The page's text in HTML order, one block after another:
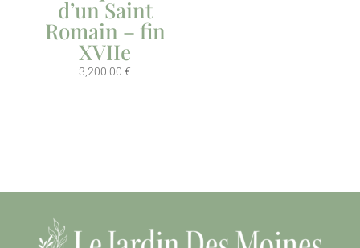
d’un Saint
Romain – fin
XVIIe
3,200.00€